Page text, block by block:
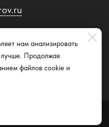
нам анализировать
лучше. Продолжая
файлов cookie и